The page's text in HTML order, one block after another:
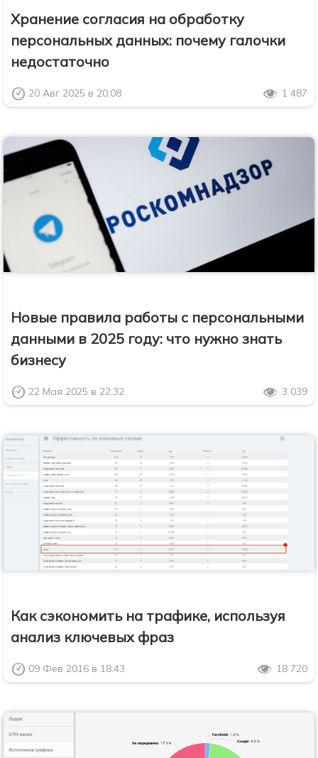
Хранение согласия на обработку
персональных данных: почему галочки
недостаточно
20 Авг 2025 в 20:08 1 487
Новые правила работы с персональными
данными в 2025 году: что нужно знать
бизнесу
22 Мая 2025 в 22:32 3 039
Как сэкономить на трафике, используя
анализ ключевых фраз
09 Фев 2016 в 18:43 18 720